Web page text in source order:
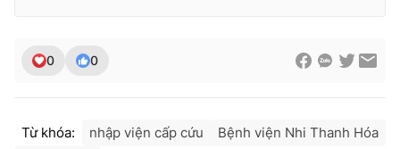
0 0
Từ khóa: nhập viện cấp cứu
Bệnh viện Nhi Thanh Hóa